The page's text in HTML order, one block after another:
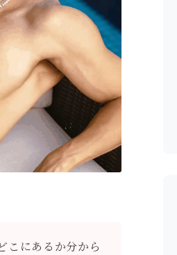
こにあるか分から